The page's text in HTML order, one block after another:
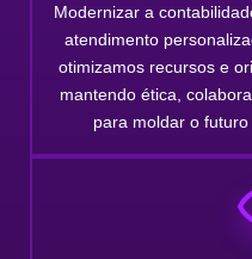
Modernizar a
atendimento
otimizamos recursos e
mantendo ética,
para moldar o futuro